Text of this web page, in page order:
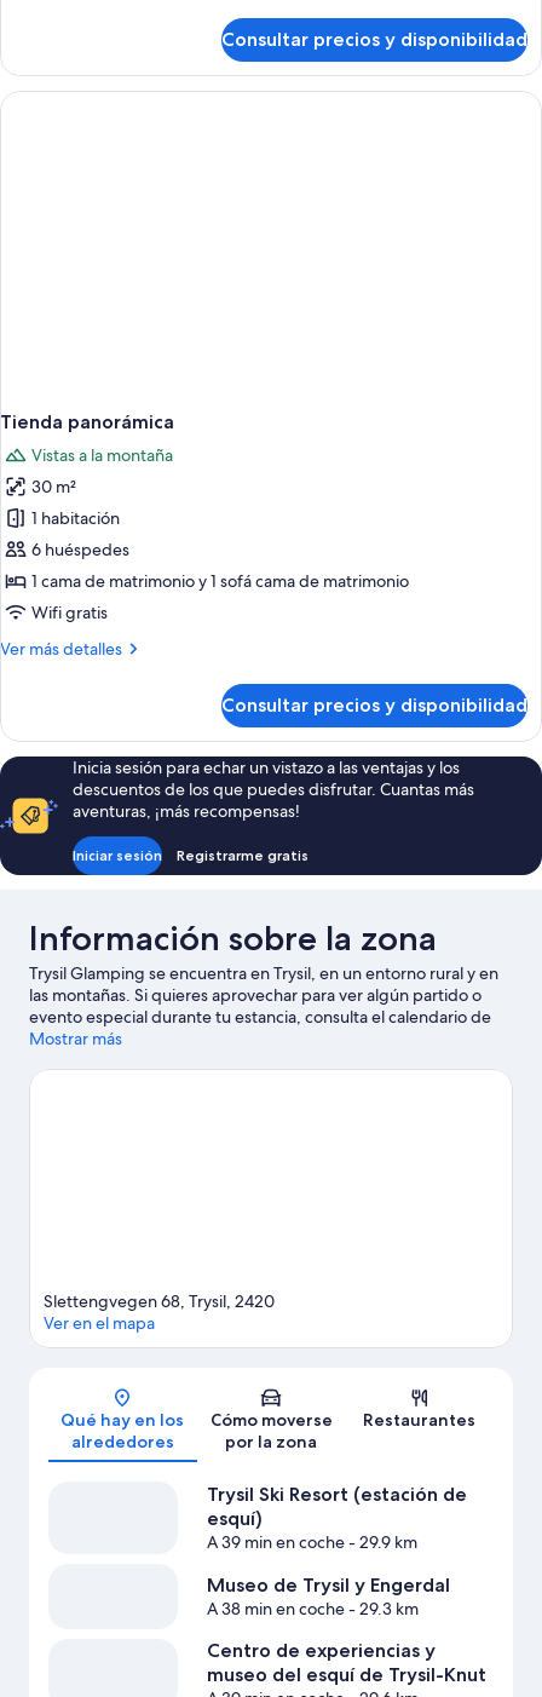
Dome
Consultar precios y disponibilidad
Tienda panorámica
Vistas a la montaña
30 m²
1 habitación
6 huéspedes
1 cama de matrimonio y 1 sofá cama de matrimonio
Wifi gratis
Ver más detalles
Más
panorámica
Consultar precios y disponibilidad
Inicia sesión para echar un vistazo a las ventajas y los
descuentos de los que puedes disfrutar. Cuantas más
aventuras, ¡más recompensas!
Iniciar sesión Registrarme gratis
Información sobre la zona
Trysil Glamping se encuentra en Trysil, en un entorno rural y en
las montañas. Si quieres aprovechar para ver algún partido o
evento especial durante tu estancia, consulta el calendario de
Parque de ciclismo Trysil Bike Arena. Dedica algo de tiempo a
incluyen el snowboard, el ciclismo de montaña y el esquí alpino.
Mostrar más
Mapa
Slettengvegen 68, Trysil, 2420
Ver en el mapa
Qué hay en los
alrededores
Cómo moverse
por la zona
Restaurantes
Trysil Ski Resort (estación de
esquí)
A 39 min en coche- 29.9 km
Museo de Trysil y Engerdal
A 38 min en coche- 29.3 km
Centro de experiencias y
museo del esquí de Trysil-Knut